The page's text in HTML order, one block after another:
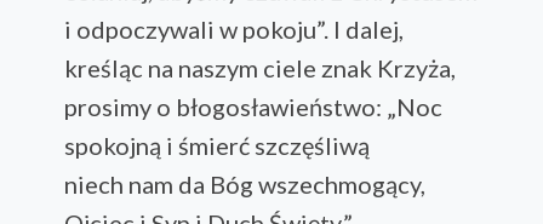
i odpoczywali w pokoju”. I dalej,
kreśląc na naszym ciele znak Krzyża,
prosimy o błogosławieństwo: „Noc
spokojną i śmierć szczęśliwą
niech nam da Bóg wszechmogący,